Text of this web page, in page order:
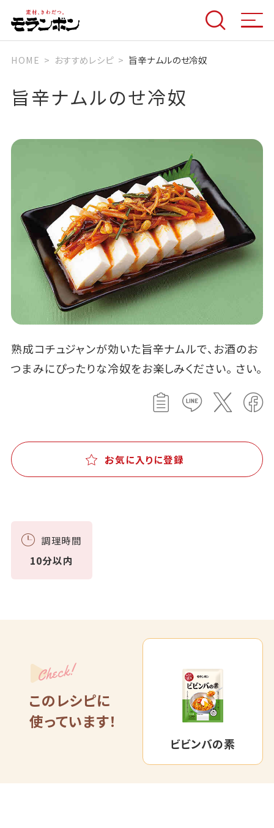
HOME おすすめレシピ 旨辛ナムルのせ冷奴
旨辛ナムルのせ冷奴
熟成コチュジャンが効いた旨辛ナムルで、お酒のお
つまみにぴったりな冷奴をお楽しみください。 さい。
お気に入りに登録
調理時間
10分以内
Check!
このレシピに
使っています！
ビビンバの素